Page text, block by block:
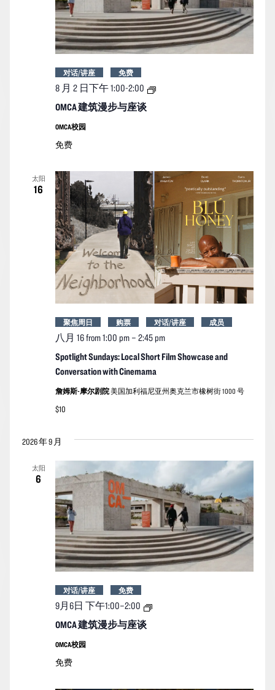
OMCA 建筑漫步与座谈
8 月 2 日下午 1:00-2:00
OMCA
对话/讲座 免费
OMCA校园
免费
太阳
16
Spotlight Sundays: Local Short Film Showcase and
Conversation with Cinemama
八月 16 from 1:00 pm– 2:45 pm
聚焦周日 购票 对话/讲座 成员
詹姆斯-摩尔剧院美国加利福尼亚州奥克兰市橡树街 1000 号
$10
2026 年 9 月
太阳
6
OMCA 建筑漫步与座谈
9月6日 下午1:00–2:00
OMCA
对话/讲座 免费
OMCA校园
免费